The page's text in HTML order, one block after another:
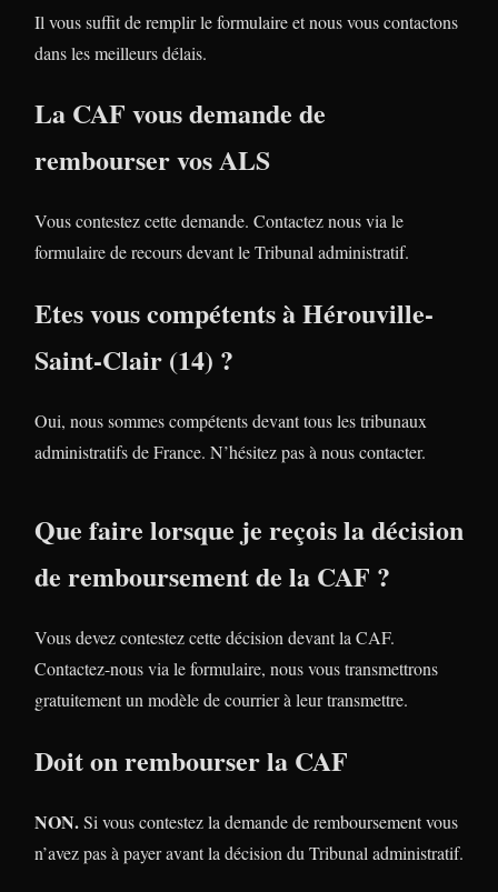
Il vous suffit de remplir le formulaire et nous vous contactons
dans les meilleurs délais.
La CAF vous demande de
rembourser vos ALS
Vous contestez cette demande. Contactez nous via le
formulaire de recours devant le Tribunal administratif.
Etes vous compétents à Hérouville-
Saint-Clair (14) ?
Oui, nous sommes compétents devant tous les tribunaux
administratifs de France. N’hésitez pas à nous contacter.
Que faire lorsque je reçois la décision
de remboursement de la CAF ?
Vous devez contestez cette décision devant la CAF.
Contactez-nous via le formulaire, nous vous transmettrons
gratuitement un modèle de courrier à leur transmettre.
Doit on rembourser la CAF
NON.Si vous contestez la demande de remboursement vous
n’avez pas à payer avant la décision du Tribunal administratif.